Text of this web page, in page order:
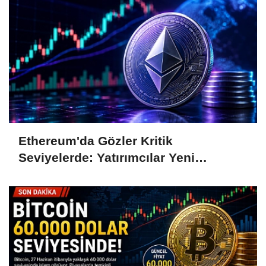
Ethereum'da Gözler Kritik
Seviyelerde: Yatırımcılar Yeni